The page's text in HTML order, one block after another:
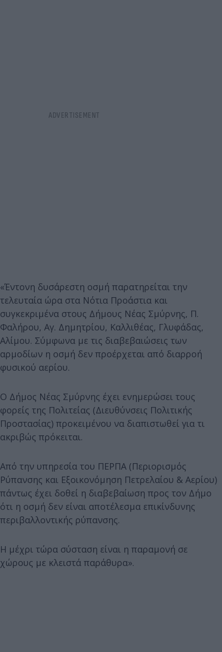
«Έντονη δυσάρεστη οσμή παρατηρείται την
τελευταία ώρα στα Νότια Προάστια και
συγκεκριμένα στους Δήμους Νέας Σμύρνης, Π.
Φαλήρου, Αγ. Δημητρίου, Καλλιθέας, Γλυφάδας,
Αλίμου. Σύμφωνα με τις διαβεβαιώσεις των
αρμοδίων η οσμή δεν προέρχεται από διαρροή
φυσικού αερίου.
Ο Δήμος Νέας Σμύρνης έχει ενημερώσει τους
φορείς της Πολιτείας (Διευθύνσεις Πολιτικής
Προστασίας) προκειμένου να διαπιστωθεί για τι
ακριβώς πρόκειται.
Από την υπηρεσία του ΠΕΡΠΑ (Περιορισμός
Ρύπανσης και Εξοικονόμηση Πετρελαίου & Αερίου)
πάντως έχει δοθεί η διαβεβαίωση προς τον Δήμο
ότι η οσμή δεν είναι αποτέλεσμα επικίνδυνης
περιβαλλοντικής ρύπανσης.
Η μέχρι τώρα σύσταση είναι η παραμονή σε
χώρους με κλειστά παράθυρα».